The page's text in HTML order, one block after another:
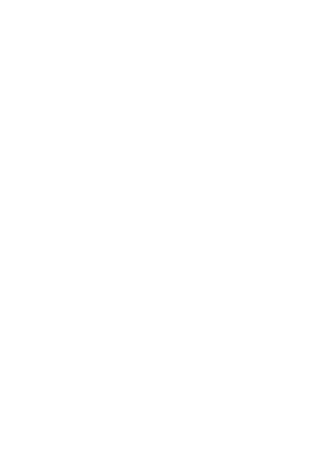
um investimento sustentável para os sistemas de saúde”
Lp(a), revela estudo
em doentes não elegíveis para inibidores PD-(L)1